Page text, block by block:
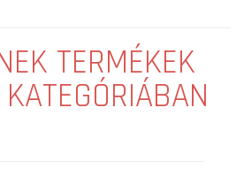
TERMÉKEK